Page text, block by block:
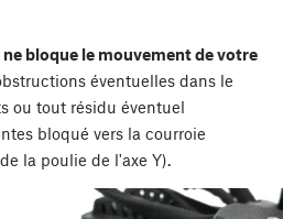
ne bloque le mouvement de votre
éventuelles dans le
ou tout résidu éventuel
bloqué vers la courroie
la poulie de l'axe Y).